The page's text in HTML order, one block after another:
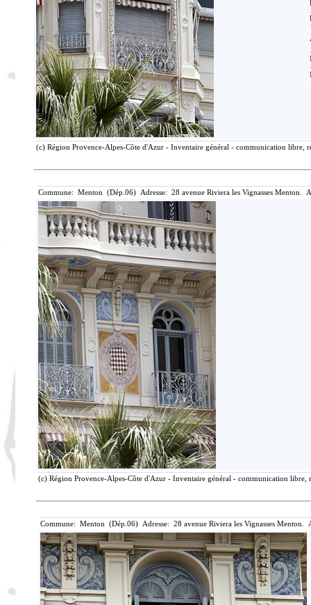
(c) Région Provence-Alpes-Côte d'Azur - Inventaire général - communication libre,
Commune: Menton (Dép.06) Adresse: 28 avenue Riviera les Vignasses Menton.
(c) Région Provence-Alpes-Côte d'Azur - Inventaire général - communication libre,
Commune: Menton (Dép.06) Adresse: 28 avenue Riviera les Vignasses